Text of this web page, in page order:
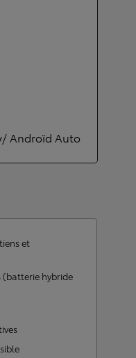
Androïd Auto
et
(batterie hybride